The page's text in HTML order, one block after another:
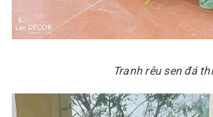
Tranh rêu sen đá